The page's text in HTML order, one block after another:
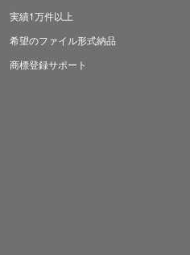
実績1万件以上
希望のファイル形式納品
商標登録サポート